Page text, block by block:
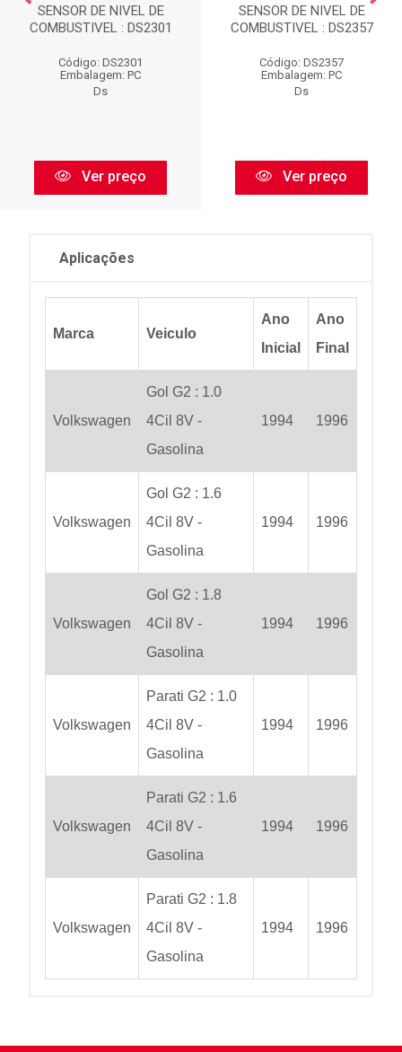
SENSOR DE NIVEL DE
COMBUSTIVEL : DS2301
Código: DS2301
Embalagem: PC
Ds
Ver preço
SENSOR DE NIVEL DE
COMBUSTIVEL : DS2357
Código: DS2357
Embalagem: PC
Ds
Ver preço
Aplicações
Marca Veiculo
Ano
Inicial
Ano
Final
Volkswagen
Gol G2 : 1.0
4Cil 8V -
Gasolina
1994 1996
Volkswagen
Gol G2 : 1.6
4Cil 8V -
Gasolina
1994 1996
Volkswagen
Gol G2 : 1.8
4Cil 8V -
Gasolina
1994 1996
Volkswagen
Parati G2 : 1.0
4Cil 8V -
Gasolina
1994 1996
Volkswagen
Parati G2 : 1.6
4Cil 8V -
Gasolina
1994 1996
Volkswagen
Parati G2 : 1.8
4Cil 8V -
Gasolina
1994 1996